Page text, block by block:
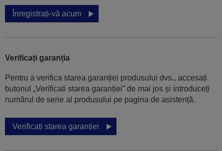
Înregistrați-vă acum
Verificați garanția
Pentru a verifica starea garanției produsului dvs., accesați
butonul „Verificati starea garanției” de mai jos și introduceți
numărul de serie al produsului pe pagina de asistență.
Verificați starea garanției